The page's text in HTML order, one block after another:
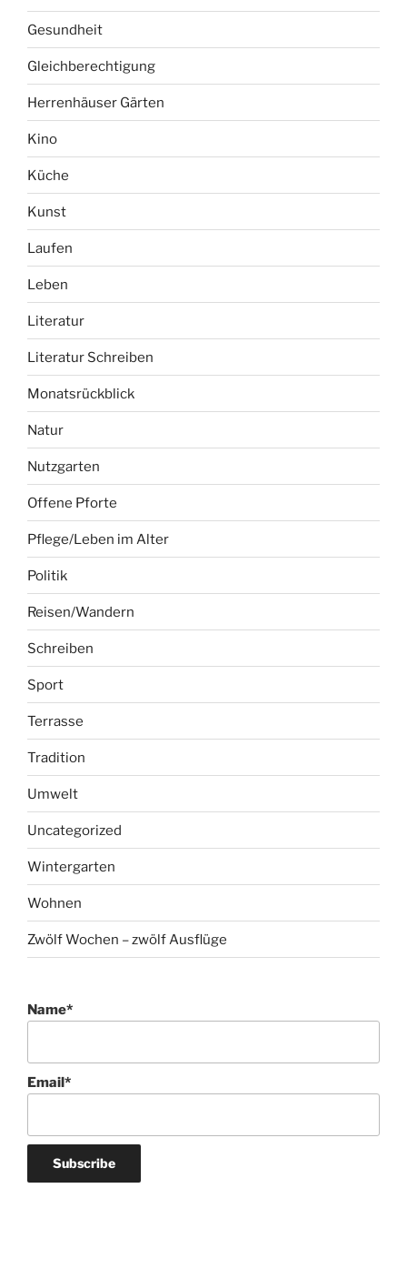
Gesundheit
Gleichberechtigung
Herrenhäuser Gärten
Kino
Küche
Kunst
Laufen
Leben
Literatur
Literatur Schreiben
Monatsrückblick
Natur
Nutzgarten
Offene Pforte
Pflege/Leben im Alter
Politik
Reisen/Wandern
Schreiben
Sport
Terrasse
Tradition
Umwelt
Uncategorized
Wintergarten
Wohnen
Zwölf Wochen – zwölf Ausflüge
Name*
Email*